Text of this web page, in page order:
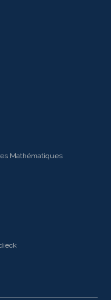
Mathématiques